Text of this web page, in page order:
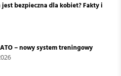
bezpieczna dla kobiet? Fakty i
– nowy system treningowy